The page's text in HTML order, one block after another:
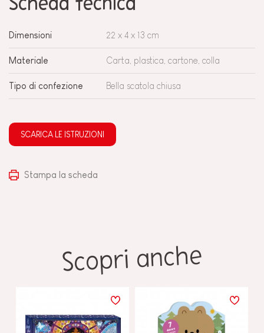
Scheda tecnica
Dimensioni 22 x 4 x 13 cm
Materiale Carta, plastica, cartone, colla
Tipo di confezione Bella scatola chiusa
SCARICA LE ISTRUZIONI
Stampa la scheda
Scopri anche